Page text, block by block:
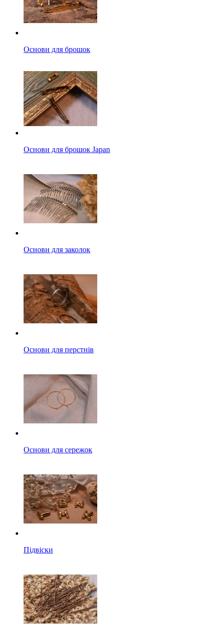
Основи для брошок
Основи для брошок Japan
Основи для заколок
Основи для перстнів
Основи для сережок
Підвіски